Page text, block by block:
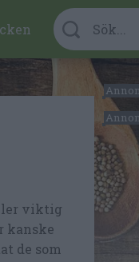
viktig
kanske
de som